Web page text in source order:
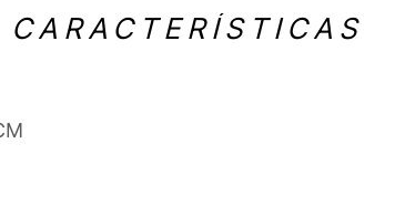
CARACTERÍSTICAS